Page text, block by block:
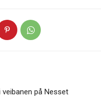
på Nesset